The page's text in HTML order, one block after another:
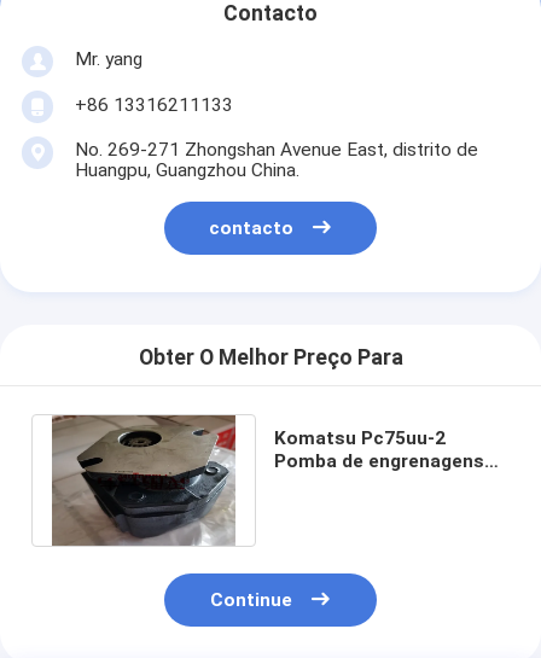
Contacto
Mr. yang
+86 13316211133
No. 269-271 Zhongshan Avenue East, distrito de
Huangpu, Guangzhou China.
contacto
Obter O Melhor Preço Para
Komatsu Pc75uu-2
Pomba de engrenagens
Continue